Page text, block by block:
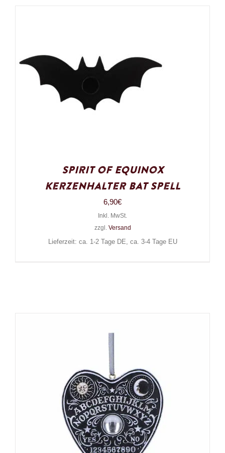
Spirit of Equinox
Kerzenhalter Bat Spell
6,90€
Inkl. MwSt.
zzgl. Versand
Lieferzeit: ca. 1-2 Tage DE, ca. 3-4 Tage EU